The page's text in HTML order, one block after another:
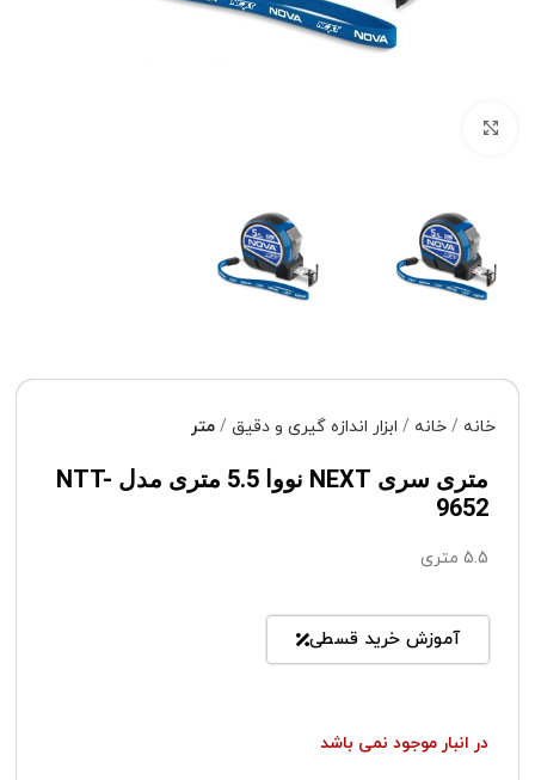
خانه خانه ابزار اندازه گیری و دقیق متر
متری سری NEXT نووا 5.5 متری مدل NTT-
9652
5.5 متری
آموزش خرید قسطی
در انبار موجود نمی باشد